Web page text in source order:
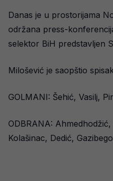
Danas je u prostorijama
održana press-
selektor BiH predstavljen
Milošević je saopštio
GOLMANI: Šehić, Vasilj,
ODBRANA:
Kolašinac, Dedić,